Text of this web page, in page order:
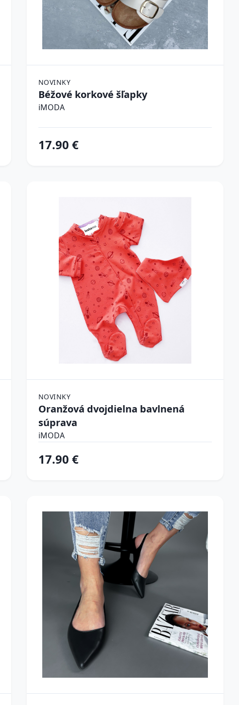
NOVINKY
Béžové korkové šľapky
iMODA
17.90 €
NOVINKY
Oranžová dvojdielna bavlnená
súprava
iMODA
17.90 €